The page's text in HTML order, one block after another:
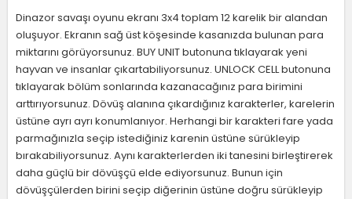
Dinazor savaşı oyunu ekranı 3x4 toplam 12 karelik bir alandan
oluşuyor. Ekranın sağ üst köşesinde kasanızda bulunan para
miktarını görüyorsunuz. BUY UNIT butonuna tıklayarak yeni
hayvan ve insanlar çıkartabiliyorsunuz. UNLOCK CELL butonuna
tıklayarak bölüm sonlarında kazanacağınız para birimini
arttırıyorsunuz. Dövüş alanına çıkardığınız karakterler, karelerin
üstüne ayrı ayrı konumlanıyor. Herhangi bir karakteri fare yada
parmağınızla seçip istediğiniz karenin üstüne sürükleyip
bırakabiliyorsunuz. Aynı karakterlerden iki tanesini birleştirerek
daha güçlü bir dövüşçü elde ediyorsunuz. Bunun için
dövüşçülerden birini seçip diğerinin üstüne doğru sürükleyip